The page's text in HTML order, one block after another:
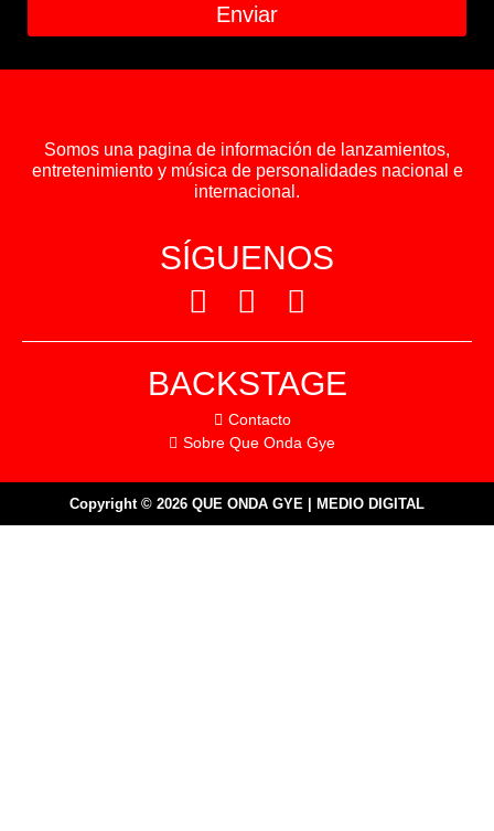
Enviar
Somos una pagina de información de lanzamientos,
entretenimiento y música de personalidades nacional e
internacional.
SÍGUENOS
BACKSTAGE
Contacto
Sobre Que Onda Gye
Copyright © 2026 QUE ONDA GYE | MEDIO DIGITAL